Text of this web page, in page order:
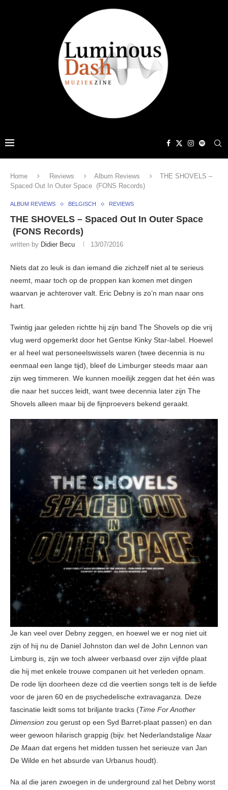
Home Reviews Album Reviews
THE SHOVELS –
Spaced Out In Outer Space (FONS Records)
ALBUM REVIEWS BELGISCH REVIEWS
THE SHOVELS – Spaced Out In Outer Space
(FONS Records)
written by Didier Becu 13/07/2016
Niets dat zo leuk is dan iemand die zichzelf niet al te serieus
neemt, maar toch op de proppen kan komen met dingen
waarvan je achterover valt. Eric Debny is zo’n man naar ons
hart.
Twintig jaar geleden richtte hij zijn band The Shovels op die vrij
vlug werd opgemerkt door het Gentse Kinky Star-label. Hoewel
er al heel wat personeelswissels waren (twee decennia is nu
eenmaal een lange tijd), bleef de Limburger steeds maar aan
zijn weg timmeren. We kunnen moeilijk zeggen dat het één was
die naar het succes leidt, want twee decennia later zijn The
Shovels alleen maar bij de fijnproevers bekend geraakt.
Je kan veel over Debny zeggen, en hoewel we er nog niet uit
zijn of hij nu de Daniel Johnston dan wel de John Lennon van
Limburg is, zijn we toch alweer verbaasd over zijn vijfde plaat
die hij met enkele trouwe companen uit het verleden opnam.
De rode lijn doorheen deze cd die veertien songs telt is de liefde
voor de jaren 60 en de psychedelische extravaganza. Deze
fascinatie leidt soms tot briljante tracks (Time For Another
Dimension zou gerust op een Syd Barret-plaat passen) en dan
weer gewoon hilarisch grappig (bijv. het Nederlandstalige Naar
De Maan dat ergens het midden tussen het serieuze van Jan
De Wilde en het absurde van Urbanus houdt).
Na al die jaren zwoegen in de underground zal het Debny worst